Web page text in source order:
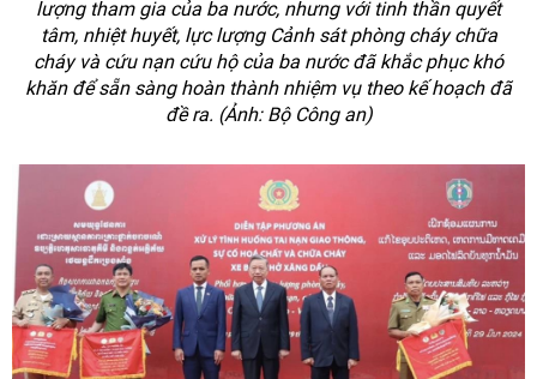
lượng tham gia của ba nước, nhưng với tinh thần quyết
tâm, nhiệt huyết, lực lượng Cảnh sát phòng cháy chữa
cháy và cứu nạn cứu hộ của ba nước đã khắc phục khó
khăn để sẵn sàng hoàn thành nhiệm vụ theo kế hoạch đã
đề ra. (Ảnh: Bộ Công an)